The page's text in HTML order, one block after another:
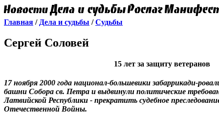
Главная / Дела и судьбы /Судьбы
Сергей Соловей
15 лет за защиту ветеранов
17 ноября 2000 года национал-большевики забаррикади-
башни Собора св. Петра и выдвинули политические
Латвийской Республики - прекратить судебное
Отечественной Войны.